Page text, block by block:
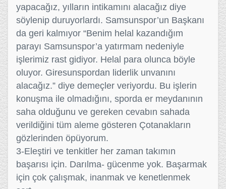
yapacağız, yılların intikamını alacağız diye
söylenip duruyorlardı. Samsunspor’un Başkanı
da geri kalmıyor “Benim helal kazandığım
parayı Samsunspor’a yatırmam nedeniyle
işlerimiz rast gidiyor. Helal para olunca böyle
oluyor. Giresunspordan liderlik unvanını
alacağız.” diye demeçler veriyordu. Bu işlerin
konuşma ile olmadığını, sporda er meydanının
saha olduğunu ve gereken cevabın sahada
verildiğini tüm aleme gösteren Çotanakların
gözlerinden öpüyorum.
3-Eleştiri ve tenkitler her zaman takımın
başarısı için. Darılma- gücenme yok. Başarmak
için çok çalışmak, inanmak ve kenetlenmek